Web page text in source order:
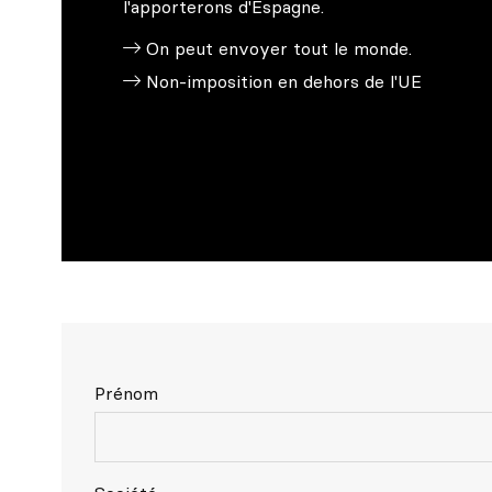
l'apporterons d'Espagne.
On peut envoyer tout le monde.
Non-imposition en dehors de l'UE
Prénom